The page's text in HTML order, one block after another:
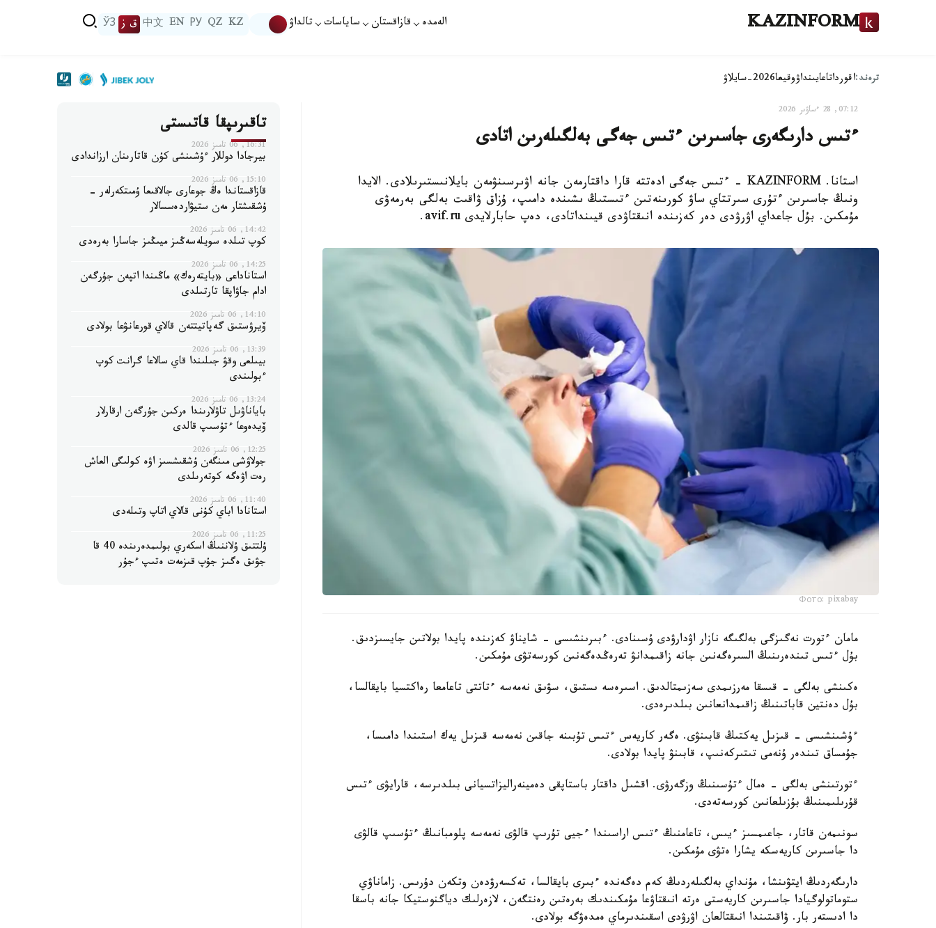
KAZINFORM الەمدە قازاقستان ساياسات تالداۋ KZ
QZ
РУ
EN
中文 ق ز ЎЗ
ترەند:اقورداتاعايىنداۋوقيعا2026-سايلاۋ
07:12, 28 ءساۋىر 2026
ءتىس دارىگەرى جاسىرىن ءتىس جەگى بەلگىلەرىن اتادى
استانا. KAZINFORM - ءتىس جەگى ادەتتە قارا داقتارمەن جانە اۋىرسىنۋمەن بايلانىستىرىلادى. الايدا
ونىڭ جاسىرىن ءتۇرى سىرتتاي ساۋ كورىنەتىن ءتىستىڭ ىشىندە دامىپ، ۇزاق ۋاقىت بەلگى بەرمەۋى
مۇمكىن. بۇل جاعداي اۋرۋدى دەر كەزىندە انىقتاۋدى قيىنداتادى، دەپ حابارلايدى avif.ru.
Фото: pixabay
مامان ءتورت نەگىزگى بەلگىگە نازار اۋدارۋدى ۇسىنادى. ءبىرىنشىسى - شايناۋ كەزىندە پايدا بولاتىن جايسىزدىق.
بۇل ءتىس تىندەرىنىڭ السىرەگەنىن جانە زاقىمدانۋ تەرەڭدەگەنىن كورسەتۋى مۇمكىن.
ەكىنشى بەلگى - قىسقا مەرزىمدى سەزىمتالدىق. اسىرەسە ىستىق، سۋىق نەمەسە ءتاتتى تاعامعا رەاكتسيا بايقالسا،
بۇل دەنتين قاباتىنىڭ زاقىمدانعانىن بىلدىرەدى.
ءۇشىنشىسى - قىزىل يەكتىڭ قابىنۋى. ەگەر كاريەس ءتىس تۇبىنە جاقىن نەمەسە قىزىل يەك استىندا دامىسا،
جۇمساق تىندەر ۇنەمى تىتىركەنىپ، قابىنۋ پايدا بولادى.
ءتورتىنشى بەلگى - ەمال ءتۇسىنىڭ وزگەرۋى. اقشىل داقتار باستاپقى دەمينەراليزاتسيانى بىلدىرسە، قارايۋى ءتىس
قۇرىلىمىنىڭ بۇزىلعانىن كورسەتەدى.
سونىمەن قاتار، جاعىمسىز ءيىس، تاعامنىڭ ءتىس اراسىندا ءجيى تۇرىپ قالۋى نەمەسە پلومبانىڭ ءتۇسىپ قالۋى
دا جاسىرىن كاريەسكە يشارا ەتۋى مۇمكىن.
دارىگەردىڭ ايتۋىنشا، مۇنداي بەلگىلەردىڭ كەم دەگەندە ءبىرى بايقالسا، تەكسەرۋدەن وتكەن دۇرىس. زاماناۋي
ستوماتولوگيادا جاسىرىن كاريەستى ەرتە انىقتاۋعا مۇمكىندىك بەرەتىن رەنتگەن، لازەرلىك دياگنوستيكا جانە باسقا
دا ادىستەر بار. ۋاقىتىندا انىقتالعان اۋرۋدى اسقىندىرماي ەمدەۋگە بولادى.
تاقىرىپقا قاتىستى
16:31, 06 تامىز 2026
بيرجادا دوللار ءۇشىنشى كۇن قاتارىنان ارزاندادى
15:10, 06 تامىز 2026
قازاقستاندا ەڭ جوعارى جالاقىعا ۇمىتكەرلەر -
ۇشقىشتار مەن ستيۋاردەسسالار
14:42, 06 تامىز 2026
كوپ تىلدە سويلەسەڭىز ميىڭىز جاسارا بەرەدى
14:25, 06 تامىز 2026
استاناداعى «بايتەرەك» ماڭىندا اتپەن جۇرگەن
ادام جاۋاپقا تارتىلدى
14:10, 06 تامىز 2026
ۆيرۋستىق گەپاتيتتەن قالاي قورعانۋعا بولادى
13:39, 06 تامىز 2026
بيىلعى وقۋ جىلىندا قاي سالاعا گرانت كوپ
ءبولىندى
13:24, 06 تامىز 2026
باياناۋىل تاۋلارىندا ەركىن جۇرگەن ارقارلار
ۆيدەوعا ءتۇسىپ قالدى
12:25, 06 تامىز 2026
جولاۋشى مىنگەن ۇشقىشسىز اۋە كولىگى العاش
رەت اۋەگە كوتەرىلدى
11:40, 06 تامىز 2026
استانادا اباي كۇنى قالاي اتاپ وتىلەدى
11:25, 06 تامىز 2026
ۇلتتىق ۇلاننىڭ اسكەري بولىمدەرىندە 40 قا
جۋىق ەگىز جۇپ قىزمەت ەتىپ ءجۇر